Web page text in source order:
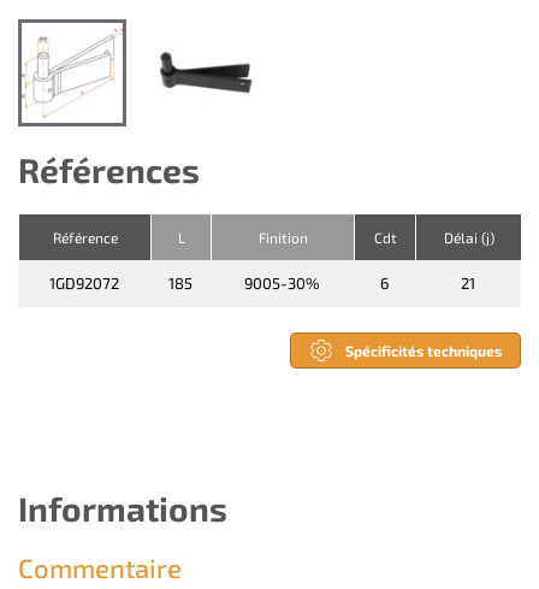
Références
Référence L Finition Cdt Délai (j)
1GD92072 185 9005-30% 6 21
Spécificités techniques
Informations
Commentaire